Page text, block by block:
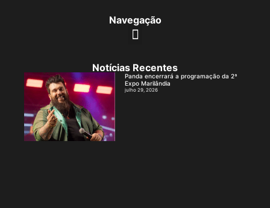
Navegação
Notícias Recentes
Panda encerrará a programação da 2ª
Expo Marilândia
julho 29, 2026